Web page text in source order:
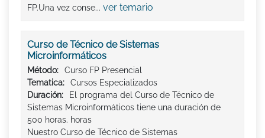
FP.Una vez conse... ver temario
Curso de Técnico de Sistemas
Microinformáticos
Método:
Curso FP Presencial
Tematica:
Cursos Especializados
Duración:
El programa del Curso de Técnico de
Sistemas Microinformáticos tiene una duración de
500 horas. horas
Nuestro Curso de Técnico de Sistemas